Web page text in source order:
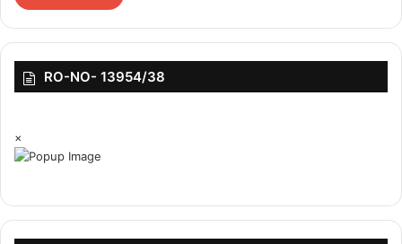
RO-NO- 13954/38
×